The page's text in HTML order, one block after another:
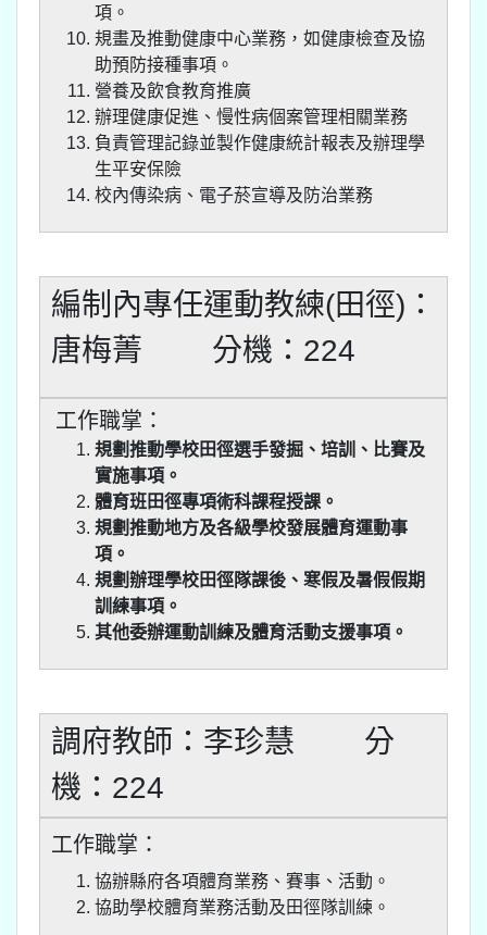
項。
規畫及推動健康中心業務，如健康檢查及協
助預防接種事項。
營養及飲食教育推廣
辦理健康促進、慢性病個案管理相關業務
負責管理記錄並製作健康統計報表及辦理學
生平安保險
校內傳染病、電子菸宣導及防治業務
編制內專任運動教練(田徑)：
唐梅菁 分機：224
工作職掌：
規劃推動學校田徑選手發掘、培訓、比賽及
實施事項。
體育班田徑專項術科課程授課。
規劃推動地方及各級學校發展體育運動事
項。
規劃辦理學校田徑隊課後、寒假及暑假假期
訓練事項。
其他委辦運動訓練及體育活動支援事項。
調府教師：李珍慧 分
機：224
工作職掌：
協辦縣府各項體育業務、賽事、活動。
協助學校體育業務活動及田徑隊訓練。